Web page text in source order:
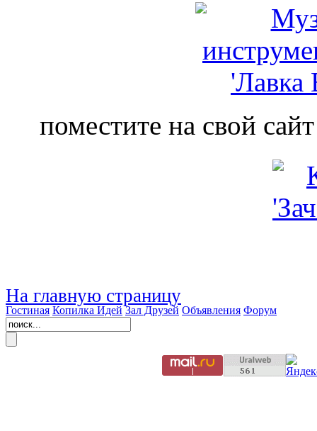
поместите на свой
На главную страницу
Гостиная Копилка Идей Зал Друзей Объявления Форум